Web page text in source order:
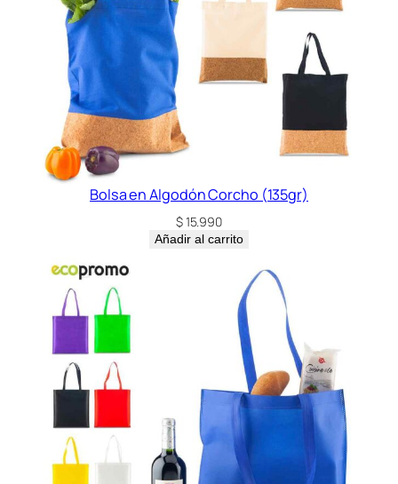
Bolsa en Algodón Corcho (135gr)
$15.990
Añadir al carrito